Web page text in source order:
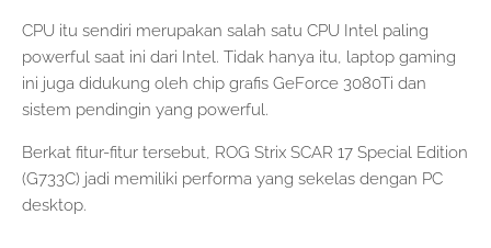
CPU itu sendiri merupakan salah satu CPU Intel paling
powerful saat ini dari Intel. Tidak hanya itu, laptop gaming
ini juga didukung oleh chip grafis GeForce 3080Ti dan
sistem pendingin yang powerful.
Berkat fitur-fitur tersebut, ROG Strix SCAR 17 Special Edition
(G733C) jadi memiliki performa yang sekelas dengan PC
desktop.